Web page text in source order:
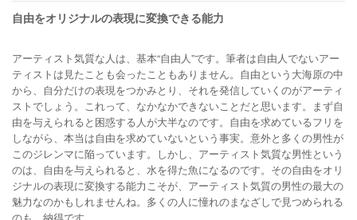
自由をオリジナルの表現に変換できる能力
アーティスト気質な人は、基本“自由人”です。筆者は自由人でないアー
ティストは見たことも会ったこともありません。自由という大海原の中
から、自分だけの表現をつかみとり、それを発信していくのがアーティ
ストでしょう。これって、なかなかできないことだと思います。まず自
由を与えられると困惑する人が大半なのです。自由を求めているフリを
しながら、本当は自由を求めていないという事実。意外と多くの男性が
このジレンマに陥っています。しかし、アーティスト気質な男性という
のは、自由を与えられると、水を得た魚になるのです。その自由をオリ
ジナルの表現に変換する能力こそが、アーティスト気質の男性の最大の
魅力なのかもしれませんね。多くの人に憧れのまなざしで見つめられる